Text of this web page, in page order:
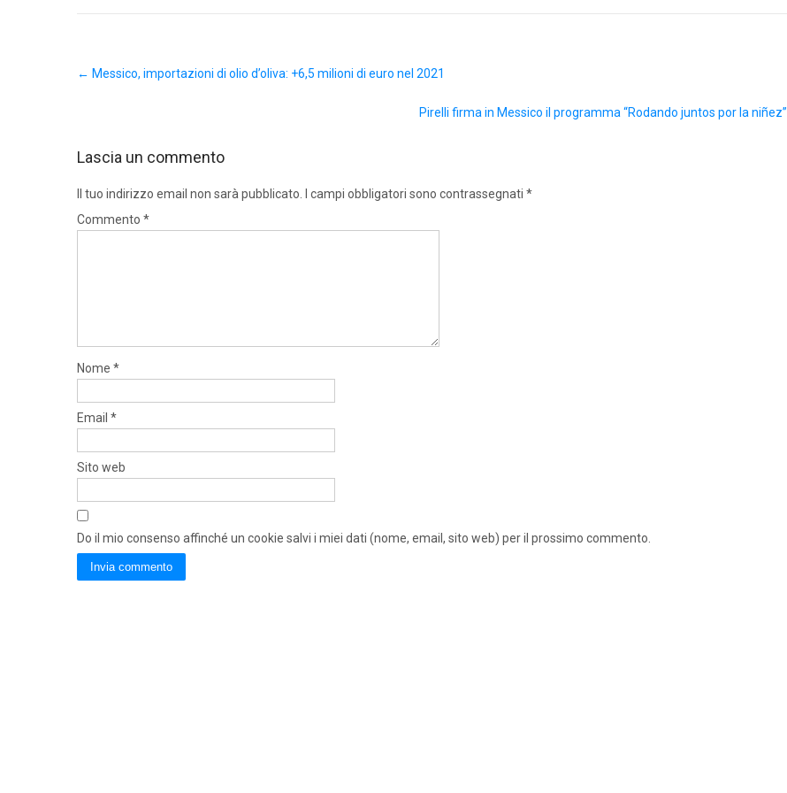
navigation
← Messico, importazioni di olio d’oliva: +6,5 milioni di euro nel 2021
Pirelli firma in Messico il programma “Rodando juntos por la niñez”
Lascia un commento
Il tuo indirizzo email non sarà pubblicato. I campi obbligatori sono contrassegnati *
Commento *
Nome *
Email *
Sito web
Do il mio consenso affinché un cookie salvi i miei dati (nome, email, sito web) per il prossimo commento.